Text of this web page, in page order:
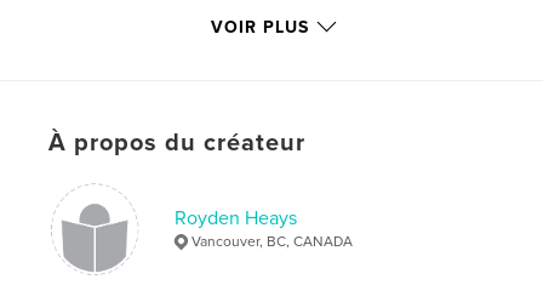
Mots-clés
VOIR PLUS
À propos du créateur
Royden Heays
Vancouver, BC, CANADA